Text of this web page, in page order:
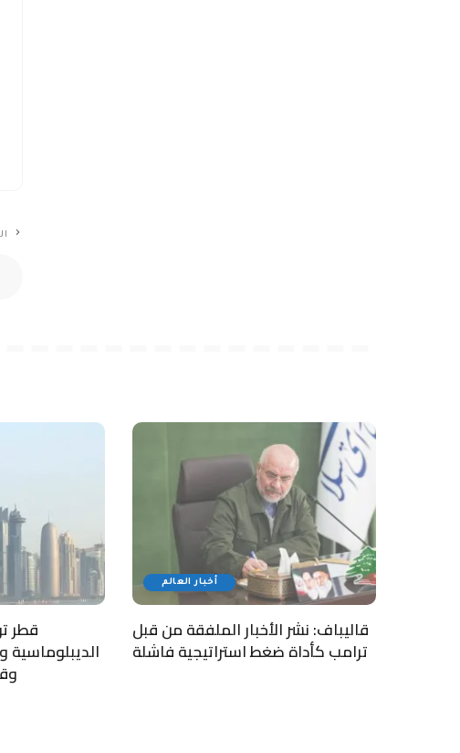
قطر
الديبلوماسية
أخبار العالم
قاليباف: نشر الأخبار الملفقة من قبل
ترامب كأداة ضغط استراتيجية فاشلة